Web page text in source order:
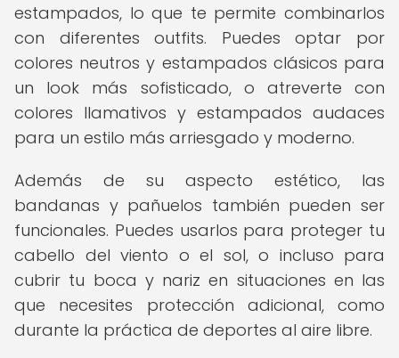
estampados, lo que te permite combinarlos
con diferentes outfits. Puedes optar por
colores neutros y estampados clásicos para
un look más sofisticado, o atreverte con
colores llamativos y estampados audaces
para un estilo más arriesgado y moderno.
Además de su aspecto estético, las
bandanas y pañuelos también pueden ser
funcionales. Puedes usarlos para proteger tu
cabello del viento o el sol, o incluso para
cubrir tu boca y nariz en situaciones en las
que necesites protección adicional, como
durante la práctica de deportes al aire libre.